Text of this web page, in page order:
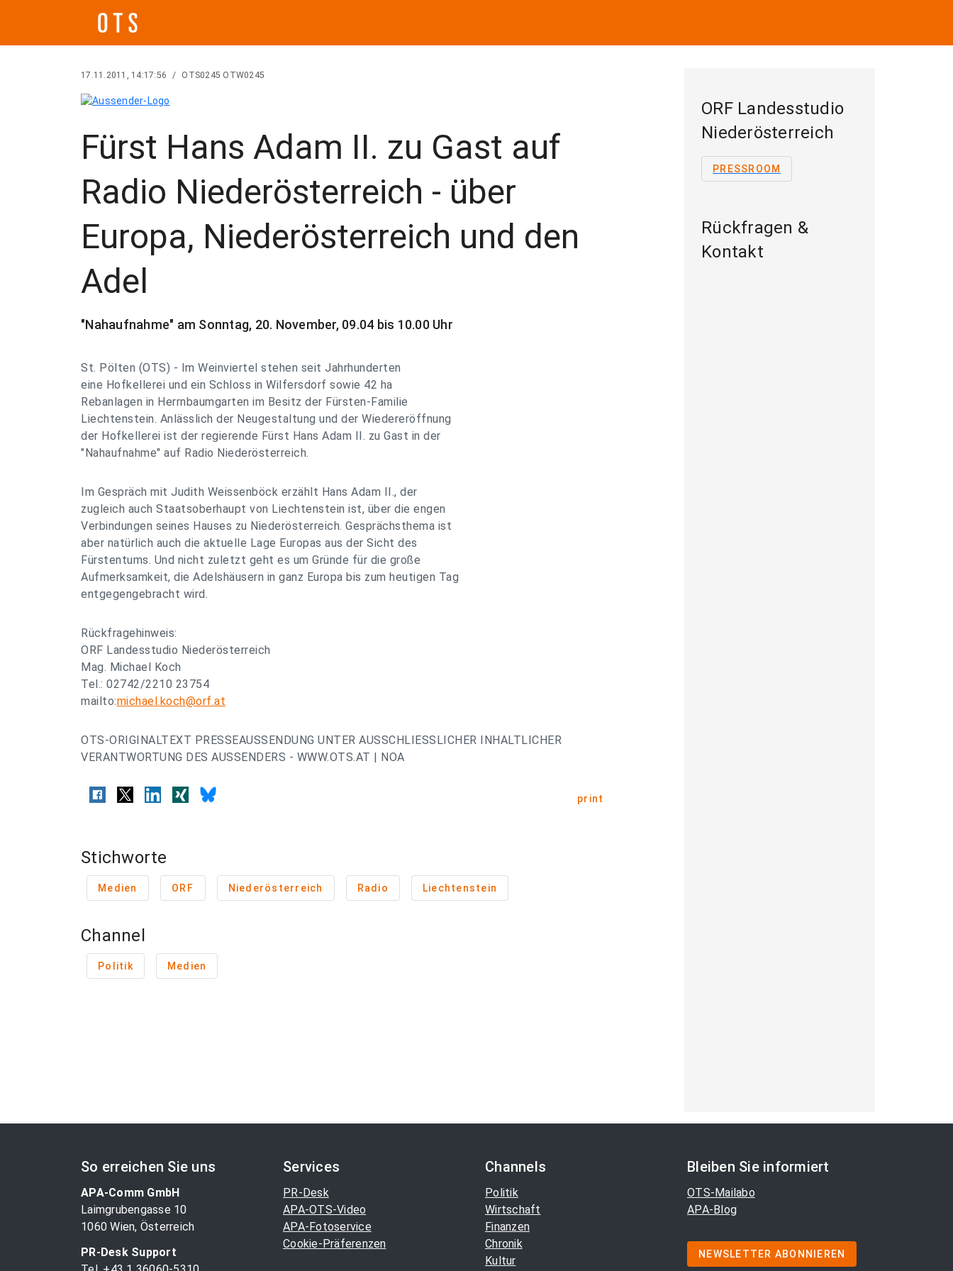
17.11.2011, 14:17:56 / OTS0245 OTW0245
Fürst Hans Adam II. zu Gast auf
Radio Niederösterreich - über
Europa, Niederösterreich und den
Adel
"Nahaufnahme" am Sonntag, 20. November, 09.04 bis 10.00 Uhr
St. Pölten (OTS) - Im Weinviertel stehen seit Jahrhunderten
eine Hofkellerei und ein Schloss in Wilfersdorf sowie 42 ha
Rebanlagen in Herrnbaumgarten im Besitz der Fürsten-Familie
Liechtenstein. Anlässlich der Neugestaltung und der Wiedereröffnung
der Hofkellerei ist der regierende Fürst Hans Adam II. zu Gast in der
"Nahaufnahme" auf Radio Niederösterreich.
Im Gespräch mit Judith Weissenböck erzählt Hans Adam II., der
zugleich auch Staatsoberhaupt von Liechtenstein ist, über die engen
Verbindungen seines Hauses zu Niederösterreich. Gesprächsthema ist
aber natürlich auch die aktuelle Lage Europas aus der Sicht des
Fürstentums. Und nicht zuletzt geht es um Gründe für die große
Aufmerksamkeit, die Adelshäusern in ganz Europa bis zum heutigen Tag
entgegengebracht wird.
Rückfragehinweis:
ORF Landesstudio Niederösterreich
Mag. Michael Koch
Tel.: 02742/2210 23754
mailto:michael.koch@orf.at
OTS-ORIGINALTEXT PRESSEAUSSENDUNG UNTER AUSSCHLIESSLICHER INHALTLICHER
VERANTWORTUNG DES AUSSENDERS - WWW.OTS.AT | NOA
print
Stichworte
Medien ORF Niederösterreich Radio Liechtenstein
Channel
Politik Medien
ORF Landesstudio
Niederösterreich
PRESSROOM
Rückfragen &
Kontakt
So erreichen Sie uns
APA-Comm GmbH
Laimgrubengasse 10
1060 Wien, Österreich
PR-Desk Support
Services
PR-Desk
APA-OTS-Video
APA-Fotoservice
Cookie-Präferenzen
Channels
Politik
Wirtschaft
Finanzen
Chronik
Kultur
Bleiben Sie informiert
OTS-Mailabo
APA-Blog
NEWSLETTER ABONNIEREN